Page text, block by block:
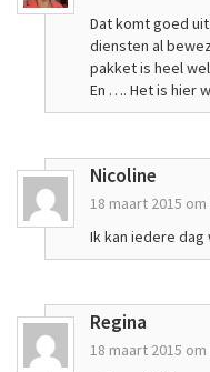
Dat komt goed
diensten al
pakket is heel
En …. Het is hier
Nicoline
18 maart 2015 om
Ik kan iedere dag
Regina
18 maart 2015 om